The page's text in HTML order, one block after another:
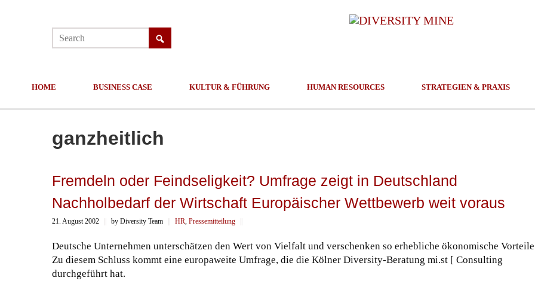
HOME BUSINESS CASE KULTUR & FÜHRUNG HUMAN RESOURCES STRATEGIEN & PRAXIS
ganzheitlich
Fremdeln oder Feindseligkeit? Umfrage zeigt in Deutschland
Nachholbedarf der Wirtschaft Europäischer Wettbewerb weit voraus
21. August 2002 by Diversity Team HR, Pressemitteilung
Deutsche Unternehmen unterschätzen den Wert von Vielfalt und verschenken so erhebliche ökonomische
Zu diesem Schluss kommt eine europaweite Umfrage, die die Kölner Diversity-Beratung mi.st [ Consulting
durchgeführt hat.